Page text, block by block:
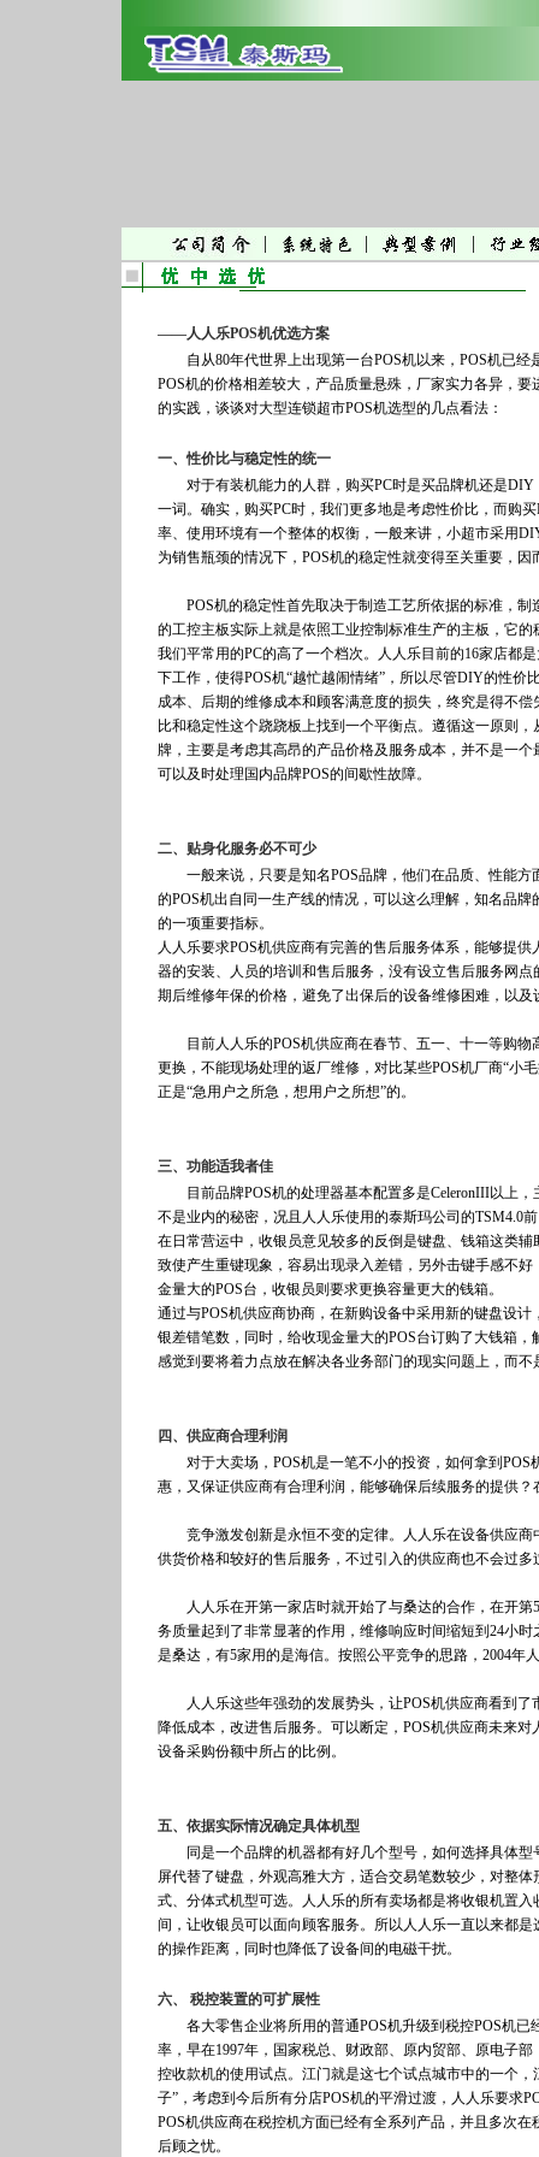
| | |
——人人乐POS机优选方案
自从80年代世界上出现第一台POS机以来，POS机已经
POS机的价格相差较大，产品质量悬殊，厂家实力各异，
的实践，谈谈对大型连锁超市POS机选型的几点看法：
一、性价比与稳定性的统一
对于有装机能力的人群，购买PC时是买品牌机还是DIY
一词。确实，购买PC时，我们更多地是考虑性价比，而购
率、使用环境有一个整体的权衡，一般来讲，小超市采用
为销售瓶颈的情况下，POS机的稳定性就变得至关重要，
POS机的稳定性首先取决于制造工艺所依据的标准，制
的工控主板实际上就是依照工业控制标准生产的主板，它
我们平常用的PC的高了一个档次。人人乐目前的16家店都
下工作，使得POS机“越忙越闹情绪”，所以尽管DIY的性
成本、后期的维修成本和顾客满意度的损失，终究是得不
比和稳定性这个跷跷板上找到一个平衡点。遵循这一原则
牌，主要是考虑其高昂的产品价格及服务成本，并不是一
可以及时处理国内品牌POS的间歇性故障。
二、贴身化服务必不可少
一般来说，只要是知名POS品牌，他们在品质、性能方
的POS机出自同一生产线的情况，可以这么理解，知名品
的一项重要指标。
人人乐要求POS机供应商有完善的售后服务体系，能够提
器的安装、人员的培训和售后服务，没有设立售后服务网
期后维修年保的价格，避免了出保后的设备维修困难，以
目前人人乐的POS机供应商在春节、五一、十一等购物
更换，不能现场处理的返厂维修，对比某些POS机厂商“小
正是“急用户之所急，想用户之所想”的。
三、功能适我者佳
目前品牌POS机的处理器基本配置多是CeleronIII以上，
不是业内的秘密，况且人人乐使用的泰斯玛公司的TSM4.0
在日常营运中，收银员意见较多的反倒是键盘、钱箱这类
致使产生重键现象，容易出现录入差错，另外击键手感不
金量大的POS台，收银员则要求更换容量更大的钱箱。
通过与POS机供应商协商，在新购设备中采用新的键盘设
银差错笔数，同时，给收现金量大的POS台订购了大钱箱
感觉到要将着力点放在解决各业务部门的现实问题上，而
四、供应商合理利润
对于大卖场，POS机是一笔不小的投资，如何拿到POS
惠，又保证供应商有合理利润，能够确保后续服务的提供
竞争激发创新是永恒不变的定律。人人乐在设备供应商
供货价格和较好的售后服务，不过引入的供应商也不会过
人人乐在开第一家店时就开始了与桑达的合作，在开第
务质量起到了非常显著的作用，维修响应时间缩短到24小
是桑达，有5家用的是海信。按照公平竞争的思路，2004
人人乐这些年强劲的发展势头，让POS机供应商看到了
降低成本，改进售后服务。可以断定，POS机供应商未来
设备采购份额中所占的比例。
五、依据实际情况确定具体机型
同是一个品牌的机器都有好几个型号，如何选择具体型
屏代替了键盘，外观高雅大方，适合交易笔数较少，对整
式、分体式机型可选。人人乐的所有卖场都是将收银机置
间，让收银员可以面向顾客服务。所以人人乐一直以来都
的操作距离，同时也降低了设备间的电磁干扰。
六、 税控装置的可扩展性
各大零售企业将所用的普通POS机升级到税控POS机已
率，早在1997年，国家税总、财政部、原内贸部、原电子
控收款机的使用试点。江门就是这七个试点城市中的一个
子”，考虑到今后所有分店POS机的平滑过渡，人人乐要求
POS机供应商在税控机方面已经有全系列产品，并且多次
后顾之忧。